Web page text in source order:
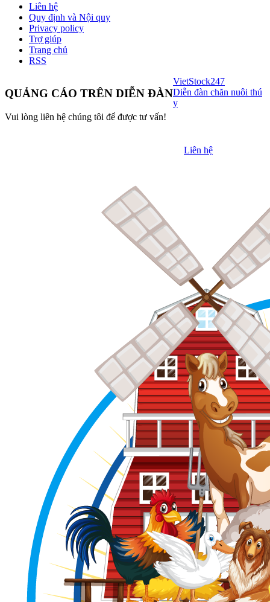
Liên hệ
Quy định và Nội quy
Privacy policy
Trợ giúp
Trang chủ
RSS
QUẢNG CÁO TRÊN DIỄN ĐÀN
Vui lòng liên hệ chúng tôi để được tư vấn!
Liên hệ
VietStock247
Diễn đàn chăn nuôi thú
y